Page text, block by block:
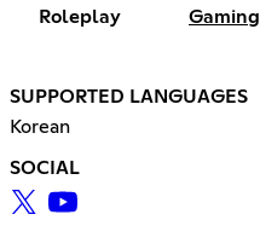
Roleplay Gaming
SUPPORTED LANGUAGES
Korean
SOCIAL